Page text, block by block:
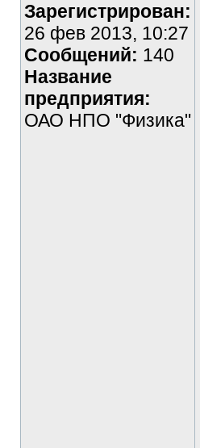
Зарегистрирован:
26 фев 2013, 10:27
Сообщений: 140
Название
предприятия:
ОАО НПО "Физика"